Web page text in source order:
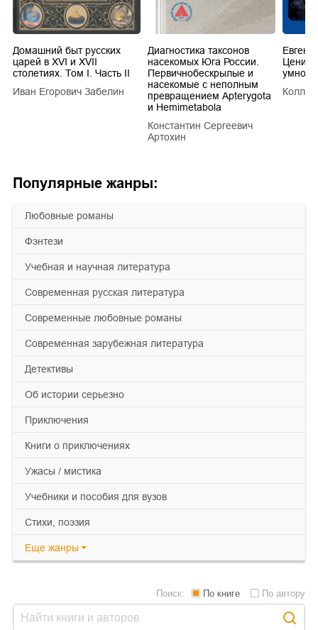
Популярные жанры:
любовные романы
фэнтези
учебная и научная литература
современная русская литература
современные любовные романы
современная зарубежная литература
детективы
об истории серьезно
приключения
книги о приключениях
ужасы / мистика
учебники и пособия для вузов
cтихи, поэзия
Еще жанры
Домашний быт русских
царей в XVI и XVII
столетиях. Том I. Часть II
Иван Егорович Забелин
Диагностика таксонов
насекомых Юга России.
Первичнобескрылые и
насекомые с неполным
превращением Apterygota
и Hemimetabola
Константин Сергеевич
Артохин
Поиск: По книге По автору